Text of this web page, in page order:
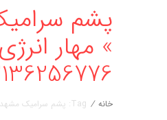
پشم
» مهار انرژی
خانه / Tag: پشم سرامیک مشهد